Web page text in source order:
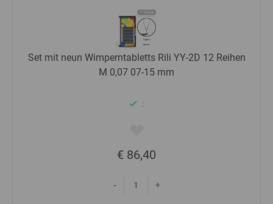
Set mit neun Wimperntabletts Rili YY-2D 12 Reihen
M 0,07 07-15 mm
:
€ 86,40
- +